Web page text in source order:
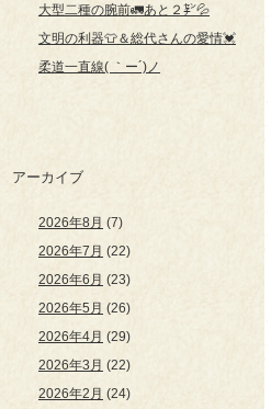
大型二種の腕前🚛あと２㌢💦
文明の利器👕＆総代さんの愛情💓
柔道一直線( ｀ー´)ノ
アーカイブ
2026年8月 (7)
2026年7月 (22)
2026年6月 (23)
2026年5月 (26)
2026年4月 (29)
2026年3月 (22)
2026年2月 (24)